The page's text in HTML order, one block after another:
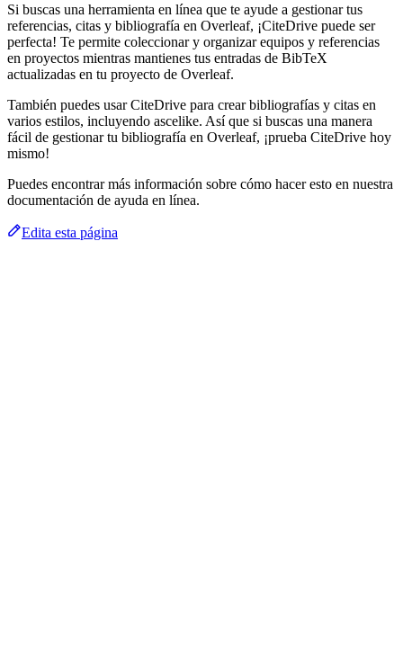
Si buscas una herramienta en línea que te ayude a gestionar tus
referencias, citas y bibliografía en Overleaf, ¡CiteDrive puede ser
perfecta! Te permite coleccionar y organizar equipos y referencias
en proyectos mientras mantienes tus entradas de BibTeX
actualizadas en tu proyecto de Overleaf.
También puedes usar CiteDrive para crear bibliografías y citas en
varios estilos, incluyendo ascelike. Así que si buscas una manera
fácil de gestionar tu bibliografía en Overleaf, ¡prueba CiteDrive hoy
mismo!
Puedes encontrar más información sobre cómo hacer esto en nuestra
documentación de ayuda en línea.
Edita esta página